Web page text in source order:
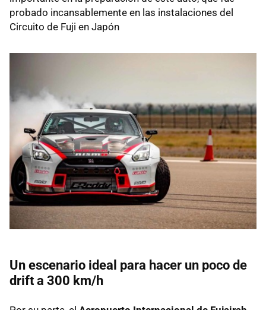
probado incansablemente en las instalaciones del
Circuito de Fuji en Japón
Un escenario ideal para hacer un poco de
drift a 300 km/h